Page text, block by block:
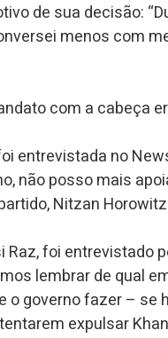
de sua decisão:
menos com
com a cabeça
entrevistada no
não posso mais
Nitzan
Raz, foi entrevistado
lembrar de qual
o governo fazer –
expulsar